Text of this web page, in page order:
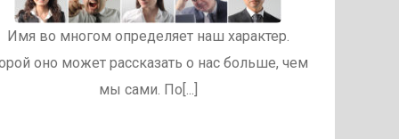
Имя во многом определяет наш характер.
оно может рассказать о нас больше, чем
мы сами. По[...]